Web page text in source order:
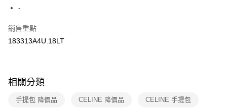
ATM／網路銀行／等多元方式進行付款，方視為交易完成。
※ 請注意：結帳手續完成當下不需立刻繳費，但若您需要取消訂單，請聯絡
購買商品的店家。未經商家同意取消之訂單仍視為有效，需透過AFTEE先享
客戶支援中心」
【注意事項】
１．透過由恩沛科技股份有限公司提供之「AFTEE先享後付」服務完成之交
7-11取貨付款
付款後7-11取貨
免運費
-
銷售重點
183313A4U.18LT
相關分類
手提包 降價品 CELINE 降價品 CELINE 手提包